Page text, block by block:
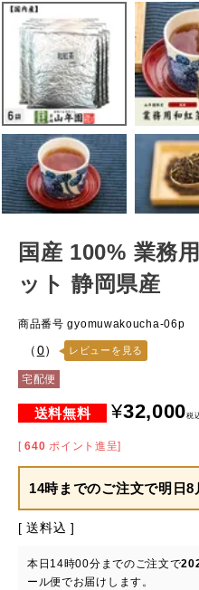
国産 100% 業務
ット 静岡県産
商品番号 gyomuwakoucha-06p
（0） レビューを見る
宅配便
¥32,000税
[ 640 ポイント進呈]
14時までのご注文で明日8
送料込
本日 14時00分 までのご注文で
ール便でお届けします。